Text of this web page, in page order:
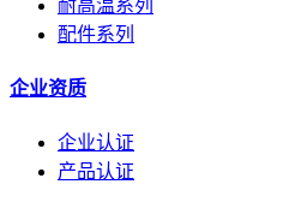
耐高温系列
配件系列
企业资质
企业认证
产品认证